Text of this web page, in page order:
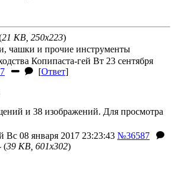
21 KB, 250x223)
чашки и прочие инструменты
Копипаста-гей Вт 23 сентября
[Ответ]
и 38 изображений. Для просмотра
Вс 08 января 2017 23:23:43 №36587
(39 KB, 601x302)